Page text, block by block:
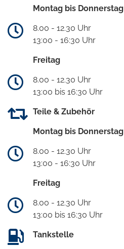
Montag bis Donnerstag
8.00 - 12.30 Uhr
13:00 - 16:30 Uhr
Freitag
8.00 - 12.30 Uhr
13:00 bis 16:30 Uhr
Teile & Zubehör
Montag bis Donnerstag
8.00 - 12.30 Uhr
13:00 - 16:30 Uhr
Freitag
8.00 - 12.30 Uhr
13:00 bis 16:30 Uhr
Tankstelle